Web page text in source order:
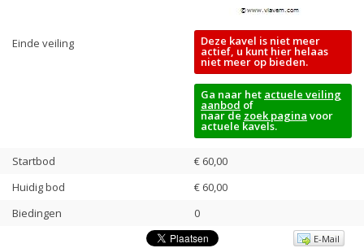
Einde veiling Deze kavel is niet meer
actief, u kunt hier helaas
niet meer op bieden.
Ga naar het actuele veiling
aanbod of
naar de zoek pagina voor
actuele kavels.
Startbod
€ 60,00
Huidig bod
€ 60,00
Biedingen
0
E-Mail